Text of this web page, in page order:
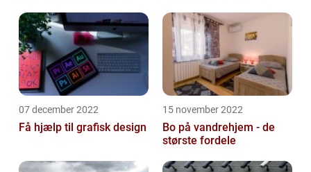
07 december 2022
Få hjælp til grafisk design
15 november 2022
Bo på vandrehjem - de
største fordele